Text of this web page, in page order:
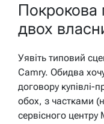
Покрокова
двох
Уявіть типовий
Camry. Обидва
договору купівлі-
обох, з частками
сервісного